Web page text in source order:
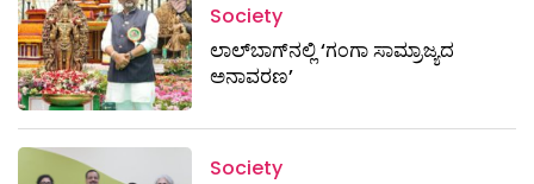
Society
ಲಾಲ್‌ಬಾಗ್‌ನಲ್ಲಿ ‘ಗಂಗಾ ಸಾಮ್ರಾಜ್ಯದ
ಅನಾವರಣ’
Society